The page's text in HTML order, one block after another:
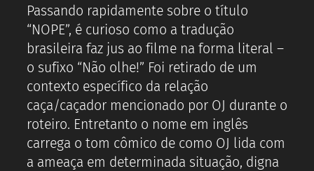
Passando rapidamente sobre o título
“NOPE”, é curioso como a tradução
brasileira faz jus ao filme na forma literal –
o sufixo “Não olhe!” Foi retirado de um
contexto específico da relação
caça/caçador mencionado por OJ durante o
roteiro. Entretanto o nome em inglês
carrega o tom cômico de como OJ lida com
a ameaça em determinada situação, digna